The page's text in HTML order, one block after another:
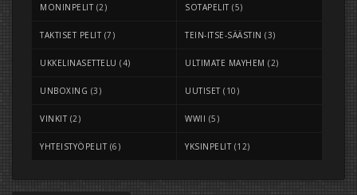
MONINPELIT (2) SOTAPELIT (5)
TAKTISET PELIT (7) TEIN-ITSE-SÄÄSTIN (3)
UKKELINASETTELU (4) ULTIMATE MAYHEM (2)
UNBOXING (3) UUTISET (10)
VINKIT (2) WWII (5)
YHTEISTYÖPELIT (6) YKSINPELIT (12)